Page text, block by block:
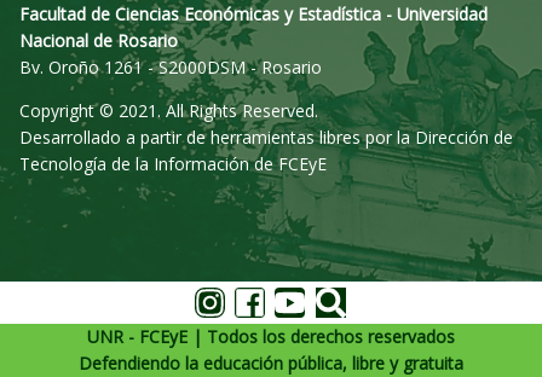
Facultad de Ciencias Económicas y Estadística - Universidad
Nacional de Rosario
Bv. Oroño 1261 - S2000DSM - Rosario
Copyright © 2021. All Rights Reserved.
Desarrollado a partir de herramientas libres por la Dirección de
Tecnología de la Información de FCEyE
UNR - FCEyE | Todos los derechos reservados
Defendiendo la educación pública, libre y gratuita